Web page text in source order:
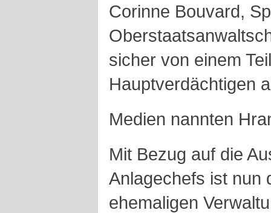
Corinne Bouvard,
sicher von einem
Hauptverdächtigen
Medien nannten
Mit Bezug auf die
Anlagechefs ist nun
ehemaligen